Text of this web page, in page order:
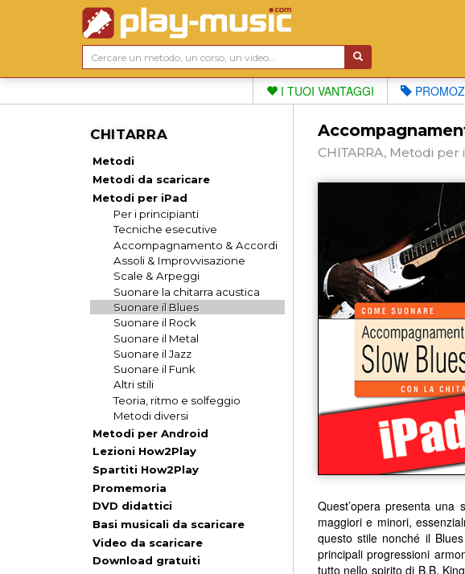
I TUOI VANTAGGI
CHITARRA
Metodi
Metodi da scaricare
Metodi per iPad
Per i principianti
Tecniche esecutive
Accompagnamento & Accordi
Assoli & Improvvisazione
Scale & Arpeggi
Suonare la chitarra acustica
Suonare il Blues
Suonare il Rock
Suonare il Metal
Suonare il Jazz
Suonare il Funk
Altri stili
Teoria, ritmo e solfeggio
Metodi diversi
Metodi per Android
Lezioni How2Play
Spartiti How2Play
Promemoria
DVD didattici
Basi musicali da scaricare
Video da scaricare
Download gratuiti
CHITARRA, Metodi per
Quest’opera presenta
maggiori e minori,
questo stile nonché il
principali progressioni
tutto nello spirito di B.B.